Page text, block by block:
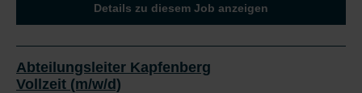
Details zu diesem Job anzeigen
Abteilungsleiter Kapfenberg
Vollzeit (m/w/d)